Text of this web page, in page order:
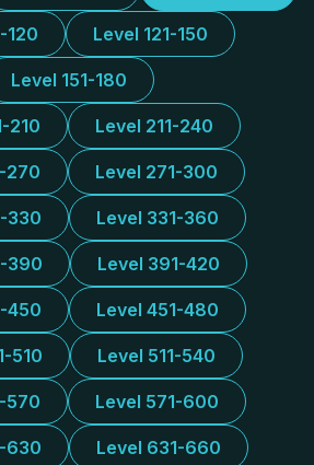
120 Level 121-150
Level 151-180
210 Level 211-240
270 Level 271-300
330 Level 331-360
390 Level 391-420
450 Level 451-480
510 Level 511-540
570 Level 571-600
630 Level 631-660